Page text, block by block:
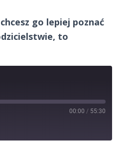
go lepiej poznać
to
00:00 / 55:30